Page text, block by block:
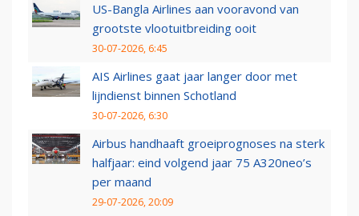
US-Bangla Airlines aan vooravond van
grootste vlootuitbreiding ooit
30-07-2026, 6:45
AIS Airlines gaat jaar langer door met
lijndienst binnen Schotland
30-07-2026, 6:30
Airbus handhaaft groeiprognoses na sterk
halfjaar: eind volgend jaar 75 A320neo’s
per maand
29-07-2026, 20:09